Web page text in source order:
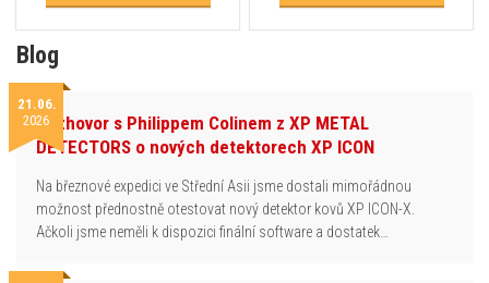
Blog
21.06.
2026Rozhovor s Philippem Colinem z XP METAL
DETECTORS o nových detektorech XP ICON
Na březnové expedici ve Střední Asii jsme dostali mimořádnou
možnost přednostně otestovat nový detektor kovů XP ICON-X.
Ačkoli jsme neměli k dispozici finální software a dostatek…